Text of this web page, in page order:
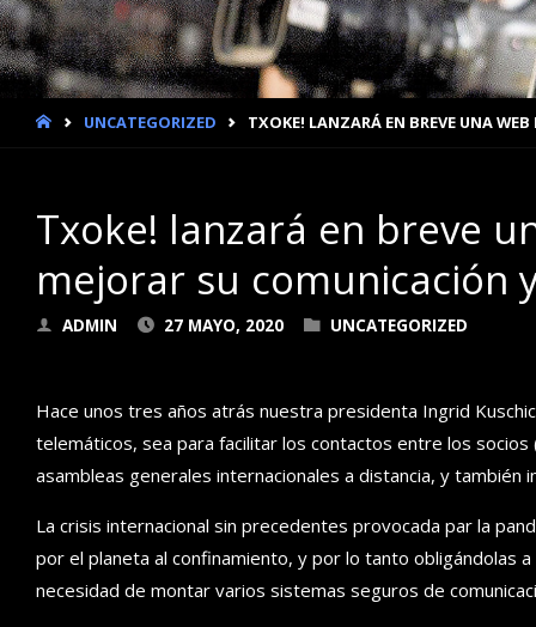
INICIOUNCATEGORIZED TXOKE! LANZARÁ EN BREVE UNA
Txoke! lanzará en breve
mejorar su comunicación
ADMIN 27 MAYO, 2020 UNCATEGORIZED
Hace unos tres años atrás nuestra presidenta Ingrid
telemáticos, sea para facilitar los contactos entre los
asambleas generales internacionales a distancia, y
La crisis internacional sin precedentes provocada par la
por el planeta al confinamiento, y por lo tanto obligándolas
necesidad de montar varios sistemas seguros de